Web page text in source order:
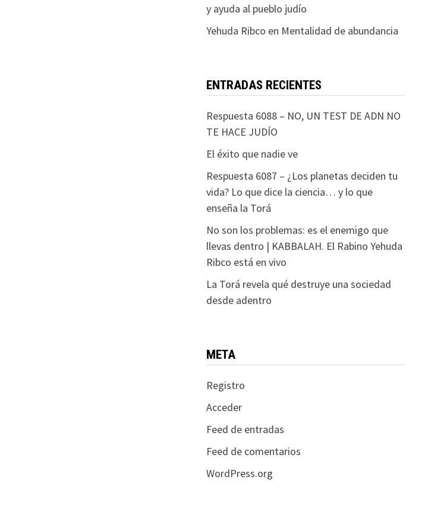
y ayuda al pueblo judío
Yehuda Ribco en Mentalidad de abundancia
ENTRADAS RECIENTES
Respuesta 6088 – NO, UN TEST DE ADN NO
TE HACE JUDÍO
El éxito que nadie ve
Respuesta 6087 – ¿Los planetas deciden tu
vida? Lo que dice la ciencia… y lo que
enseña la Torá
No son los problemas: es el enemigo que
llevas dentro | KABBALAH. El Rabino Yehuda
Ribco está en vivo
La Torá revela qué destruye una sociedad
desde adentro
META
Registro
Acceder
Feed de entradas
Feed de comentarios
WordPress.org